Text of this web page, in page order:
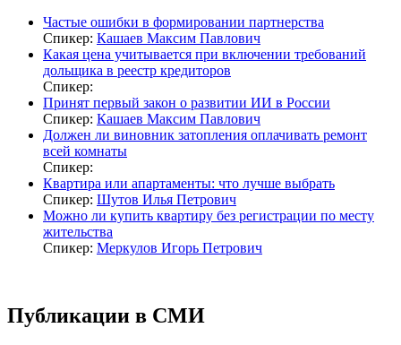
Частые ошибки в формировании партнерства
Спикер: Кашаев Максим Павлович
Какая цена учитывается при включении требований
дольщика в реестр кредиторов
Спикер:
Принят первый закон о развитии ИИ в России
Спикер: Кашаев Максим Павлович
Должен ли виновник затопления оплачивать ремонт
всей комнаты
Спикер:
Квартира или апартаменты: что лучше выбрать
Спикер: Шутов Илья Петрович
Можно ли купить квартиру без регистрации по месту
жительства
Спикер: Меркулов Игорь Петрович
Публикации в СМИ